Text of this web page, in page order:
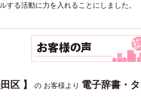
する活動に力を入れることにしました。
区 】 の お客様より 電子辞書・